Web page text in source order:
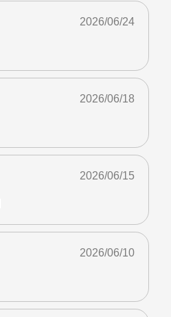
2026/06/24
2026/06/18
2026/06/15
2026/06/10